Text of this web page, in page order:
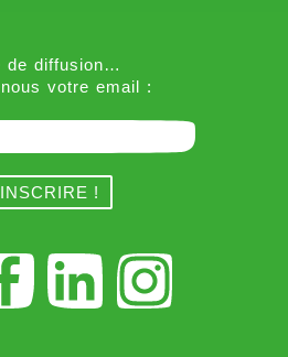
de diffusion…
votre email :